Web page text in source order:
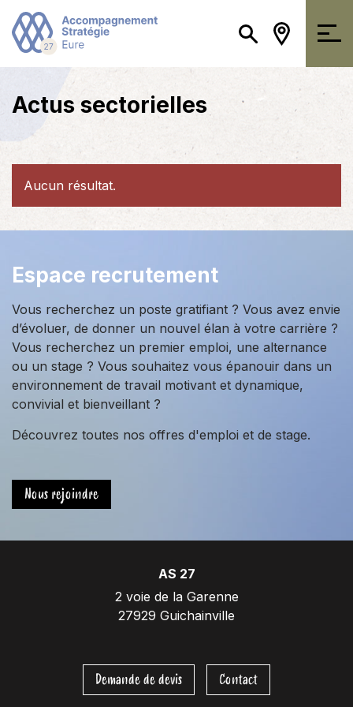
Actus sectorielles
Aucun résultat.
Espace recrutement
Vous recherchez un poste gratifiant ? Vous avez envie
d’évoluer, de donner un nouvel élan à votre carrière ?
Vous recherchez un premier emploi, une alternance
ou un stage ? Vous souhaitez vous épanouir dans un
environnement de travail motivant et dynamique,
convivial et bienveillant ?
Découvrez toutes nos offres d'emploi et de stage.
Nous rejoindre
AS 27
2 voie de la Garenne
27929 Guichainville
Demande de devis Contact